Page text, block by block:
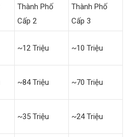
Thành Phố
Cấp 2
Thành Phố
Cấp 3
~12 Triệu ~10 Triệu
~84 Triệu ~70 Triệu
~35 Triệu ~24 Triệu